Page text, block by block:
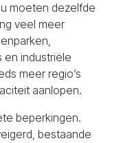
moeten dezelfde
veel meer
en industriële
meer regio’s
aanlopen.
beperkingen.
bestaande